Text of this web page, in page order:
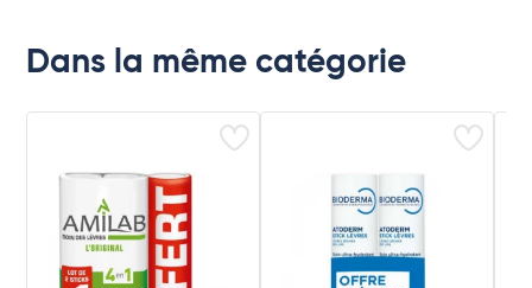
Dans la même catégorie